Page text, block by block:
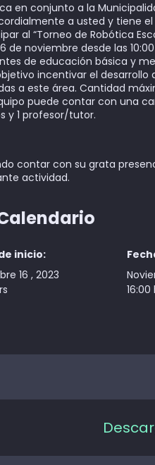
en conjunto a la
a usted y tiene
al “Torneo de Robótica
de noviembre desde las
de educación básica y
incentivar el desarrollo
a este área. Cantidad
puede contar con una
y 1 profesor/tutor.
contar con su grata
actividad.
inicio:
16 , 2023
16:00